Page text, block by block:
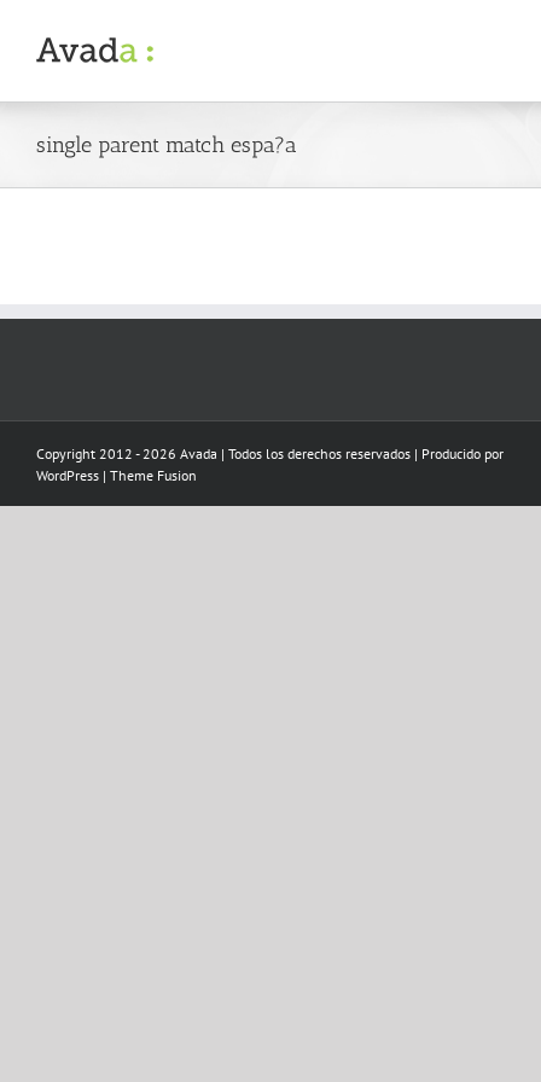
content
single parent match espa?a
Copyright 2012 - 2026 Avada | Todos los derechos reservados | Producido por
WordPress | Theme Fusion